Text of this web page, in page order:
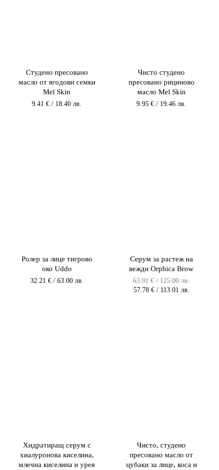
Студено пресовано
масло от ягодови семки
Mel Skin
9.41€ / 18.40 лв.
Чисто студено
пресовано рициново
масло Mel Skin
9.95€ / 19.46 лв.
Ролер за лице тигрово
око Uddo
32.21 €/ 63.00 лв.
Серум за растеж на
вежди Orphica Brow
63.91€/ 125.00 лв.Original
57.78 €/ 113.01 лв.
Хидратиращ серум с
хиалуронова киселина,
млечна киселина и урея
Чисто, студено
пресовано масло от
цубаки за лице, коса и